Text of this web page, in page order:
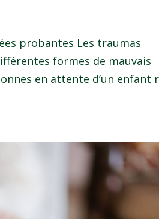
probantes Les traumas
formes de mauvais
en attente d’un enfant